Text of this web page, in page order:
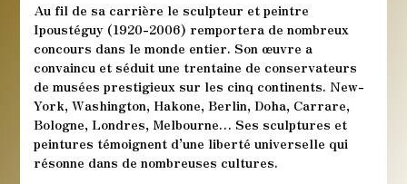
Au fil de sa carrière le sculpteur et peintre
Ipoustéguy (1920-2006) remportera de nombreux
concours dans le monde entier. Son œuvre a
convaincu et séduit une trentaine de conservateurs
de musées prestigieux sur les cinq continents. New-
York, Washington, Hakone, Berlin, Doha, Carrare,
Bologne, Londres, Melbourne… Ses sculptures et
peintures témoignent d’une liberté universelle qui
résonne dans de nombreuses cultures.